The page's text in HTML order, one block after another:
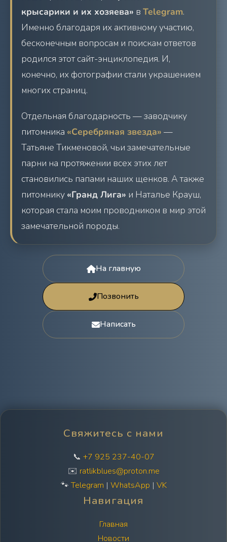
крысарики и их хозяева» в Telegram.
Именно благодаря их активному участию,
бесконечным вопросам и поискам ответов
родился этот сайт-энциклопедия. И,
конечно, их фотографии стали украшением
многих страниц.
Отдельная благодарность — заводчику
питомника «Серебряная звезда» —
Татьяне Тикменовой, чьи замечательные
парни на протяжении всех этих лет
становились папами наших щенков. А также
питомнику «Гранд Лига» и Наталье Крауш,
которая стала моим проводником в мир этой
замечательной породы.
На главную
Позвонить
Написать
Свяжитесь с нами
📞 +7 925 237-40-07
✉️ ratlikblues@proton.me
🐾Telegram | WhatsApp | VK
Навигация
Главная
Новости